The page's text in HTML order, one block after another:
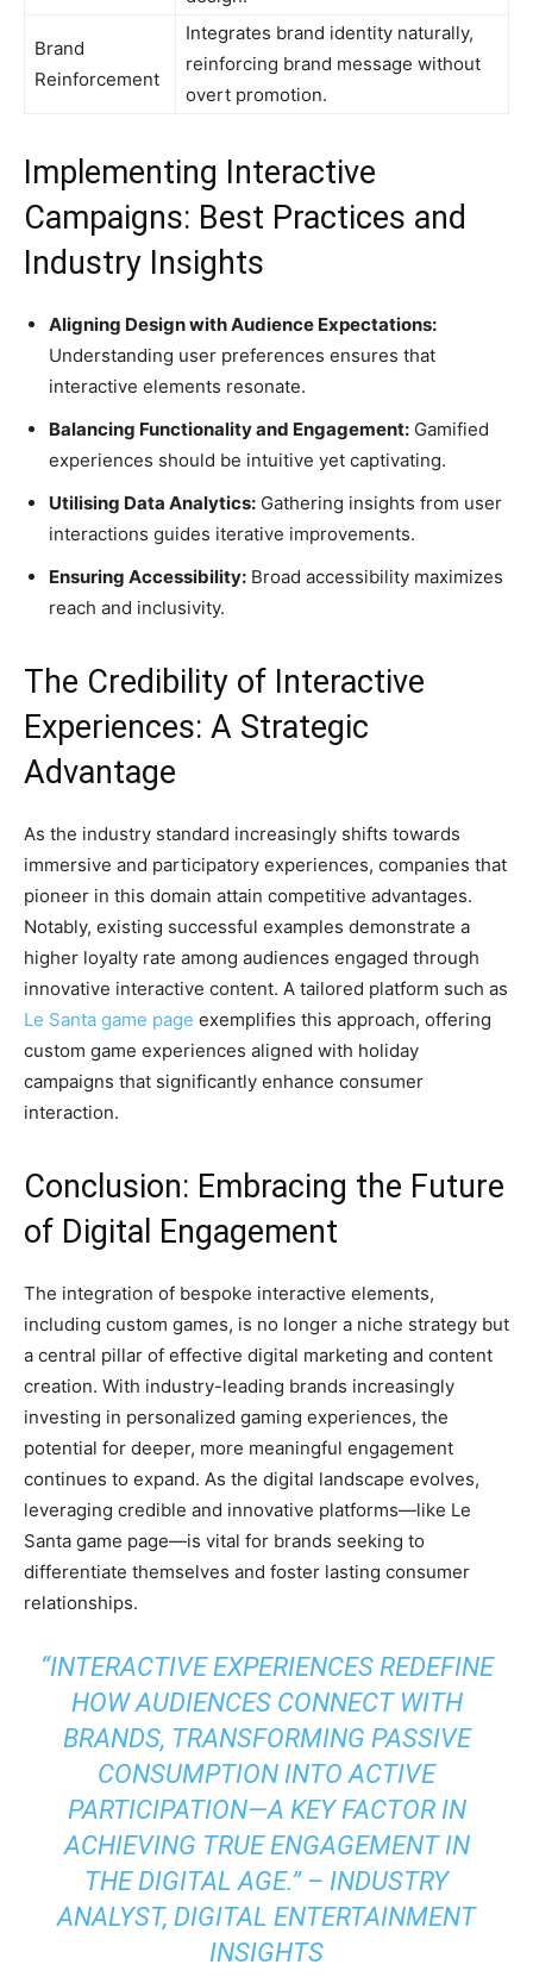
Brand
Reinforcement
Integrates brand identity naturally,
reinforcing brand message without
overt promotion.
Implementing Interactive
Campaigns: Best Practices and
Industry Insights
Aligning Design with Audience Expectations:
Understanding user preferences ensures that
interactive elements resonate.
Balancing Functionality and Engagement: Gamified
experiences should be intuitive yet captivating.
Utilising Data Analytics: Gathering insights from user
interactions guides iterative improvements.
Ensuring Accessibility: Broad accessibility maximizes
reach and inclusivity.
The Credibility of Interactive
Experiences: A Strategic
Advantage
As the industry standard increasingly shifts towards
immersive and participatory experiences, companies that
pioneer in this domain attain competitive advantages.
Notably, existing successful examples demonstrate a
higher loyalty rate among audiences engaged through
innovative interactive content. A tailored platform such as
Le Santa game page exemplifies this approach, offering
custom game experiences aligned with holiday
campaigns that significantly enhance consumer
interaction.
Conclusion: Embracing the Future
of Digital Engagement
The integration of bespoke interactive elements,
including custom games, is no longer a niche strategy but
a central pillar of effective digital marketing and content
creation. With industry-leading brands increasingly
investing in personalized gaming experiences, the
potential for deeper, more meaningful engagement
continues to expand. As the digital landscape evolves,
leveraging credible and innovative platforms—like Le
Santa game page—is vital for brands seeking to
differentiate themselves and foster lasting consumer
relationships.
“INTERACTIVE EXPERIENCES REDEFINE
HOW AUDIENCES CONNECT WITH
BRANDS, TRANSFORMING PASSIVE
CONSUMPTION INTO ACTIVE
PARTICIPATION—A KEY FACTOR IN
ACHIEVING TRUE ENGAGEMENT IN
THE DIGITAL AGE.” – INDUSTRY
ANALYST, DIGITAL ENTERTAINMENT
INSIGHTS